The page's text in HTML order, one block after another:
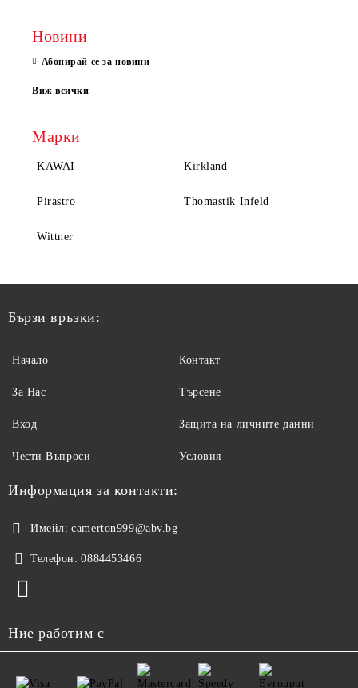
Новини
Абонирай се за новини
Виж всички
Марки
KAWAI Kirkland
Pirastro Thomastik Infeld
Wittner
Бързи връзки:
Начало
За Нас
Вход
Чести Въпроси
Контакт
Търсене
Защита на личните данни
Условия
Информация за контакти:
Имейл: camerton999@abv.bg
Телефон: 0884453466
Ние работим с